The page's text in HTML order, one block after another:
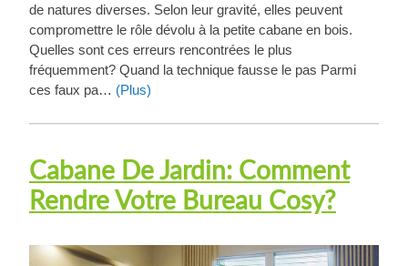
de natures diverses. Selon leur gravité, elles peuvent
compromettre le rôle dévolu à la petite cabane en bois.
Quelles sont ces erreurs rencontrées le plus
fréquemment? Quand la technique fausse le pas Parmi
ces faux pa… (Plus)
Cabane De Jardin: Comment
Rendre Votre Bureau Cosy?